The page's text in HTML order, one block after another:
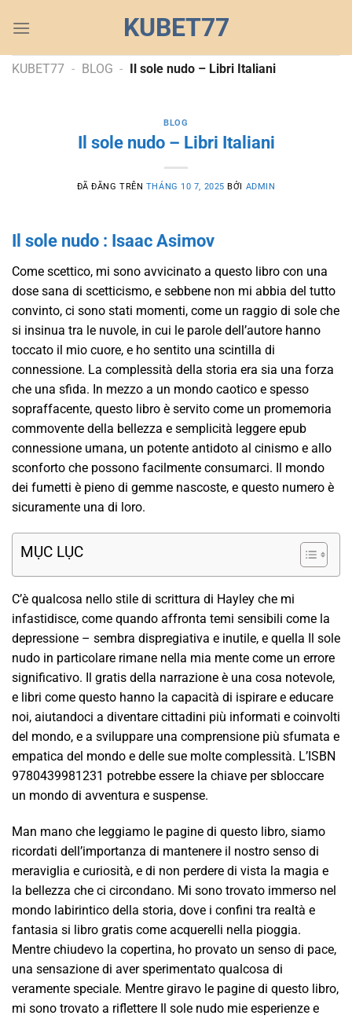
đến
dung
KUBET77
KUBET77 - BLOG - Il sole nudo – Libri Italiani
BLOG
Il sole nudo – Libri Italiani
ĐÃ ĐĂNG TRÊN THÁNG 10 7, 2025 BỞI ADMIN
Il sole nudo : Isaac Asimov
Come scettico, mi sono avvicinato a questo libro con una
dose sana di scetticismo, e sebbene non mi abbia del tutto
convinto, ci sono stati momenti, come un raggio di sole che
si insinua tra le nuvole, in cui le parole dell’autore hanno
toccato il mio cuore, e ho sentito una scintilla di
connessione. La complessità della storia era sia una forza
che una sfida. In mezzo a un mondo caotico e spesso
sopraffacente, questo libro è servito come un promemoria
commovente della bellezza e semplicità leggere epub
connessione umana, un potente antidoto al cinismo e allo
sconforto che possono facilmente consumarci. Il mondo
dei fumetti è pieno di gemme nascoste, e questo numero è
sicuramente una di loro.
MỤC LỤC
C’è qualcosa nello stile di scrittura di Hayley che mi
infastidisce, come quando affronta temi sensibili come la
depressione – sembra dispregiativa e inutile, e quella Il sole
nudo in particolare rimane nella mia mente come un errore
significativo. Il gratis della narrazione è una cosa notevole,
e libri come questo hanno la capacità di ispirare e educare
noi, aiutandoci a diventare cittadini più informati e coinvolti
del mondo, e a sviluppare una comprensione più sfumata e
empatica del mondo e delle sue molte complessità. L’ISBN
9780439981231 potrebbe essere la chiave per sbloccare
un mondo di avventura e suspense.
Man mano che leggiamo le pagine di questo libro, siamo
ricordati dell’importanza di mantenere il nostro senso di
meraviglia e curiosità, e di non perdere di vista la magia e
la bellezza che ci circondano. Mi sono trovato immerso nel
mondo labirintico della storia, dove i confini tra realtà e
fantasia si libro gratis come acquerelli nella pioggia.
Mentre chiudevo la copertina, ho provato un senso di pace,
una sensazione di aver sperimentato qualcosa di
veramente speciale. Mentre giravo le pagine di questo libro,
mi sono trovato a riflettere Il sole nudo mie esperienze e